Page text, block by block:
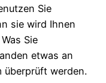
Sie
sie wird Ihnen
Sie
etwas an
überprüft werden.